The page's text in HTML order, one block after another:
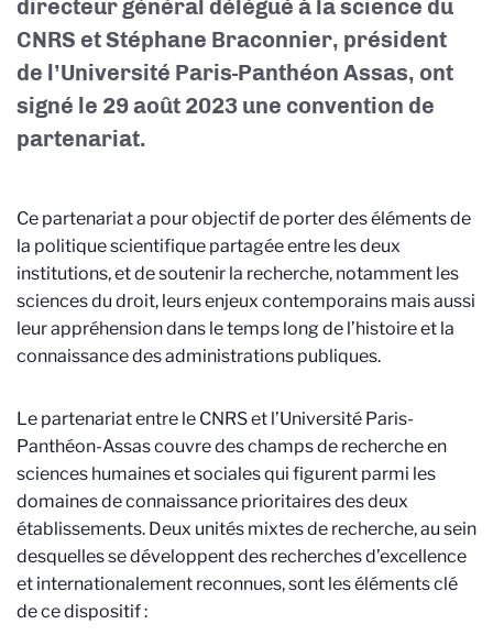
directeur général délégué à la science du
CNRS et Stéphane Braconnier, président
de l’Université Paris-Panthéon Assas, ont
signé le 29 août 2023 une convention de
partenariat.
Ce partenariat a pour objectif de porter des éléments de
la politique scientifique partagée entre les deux
institutions, et de soutenir la recherche, notamment les
sciences du droit, leurs enjeux contemporains mais aussi
leur appréhension dans le temps long de l’histoire et la
connaissance des administrations publiques.
Le partenariat entre le CNRS et l’Université Paris-
Panthéon-Assas couvre des champs de recherche en
sciences humaines et sociales qui figurent parmi les
domaines de connaissance prioritaires des deux
établissements. Deux unités mixtes de recherche, au sein
desquelles se développent des recherches d’excellence
et internationalement reconnues, sont les éléments clé
de ce dispositif :